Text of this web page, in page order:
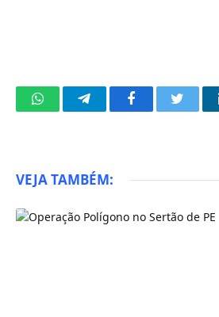
WhatsAppTelegramFacebookTwitter
VEJA TAMBÉM: